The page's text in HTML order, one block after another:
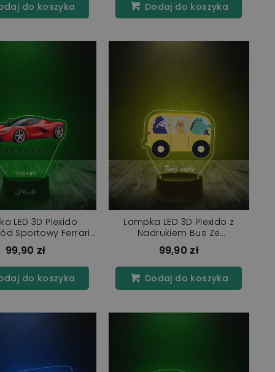
do koszyka Dodaj do koszyka
LED 3D Plexido
Sportowy Ferrari
Laferrari
99,90 zł
do koszyka
Lampka LED 3D Plexido z
Nadrukiem Bus Ze
Zwierzątkami
99,90 zł
Dodaj do koszyka